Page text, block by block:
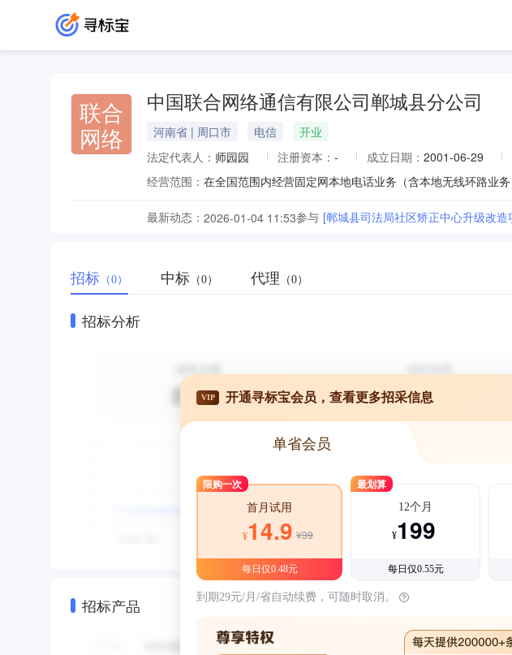
联合
网络
中国联合网络通信有限公司郸城县分公司
河南省 | 周口市 电信
开业
法定代表人： 师园园 注册资本： - 成立日期： 2001-06-29
经营范围：
最新动态： 2026-01-04 11:53参与 [郸城县司法局社区矫正中心升级改造
招标 （0） 中标 （0） 代理 （0）
招标分析
招标产品
VIP 开通寻标宝会员，查看更多招采信息
单省会员
限购一次
首月试用
¥14.9 ¥39
每日仅0.48元
最划算
12个月
¥199
每日仅0.55元
到期29元/月/省自动续费，可随时取消。